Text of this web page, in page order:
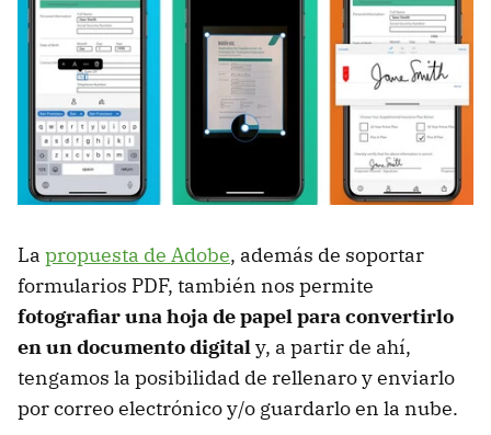
La propuesta de Adobe, además de soportar
formularios PDF, también nos permite
fotografiar una hoja de papel para convertirlo
en un documento digital y, a partir de ahí,
tengamos la posibilidad de rellenaro y enviarlo
por correo electrónico y/o guardarlo en la nube.